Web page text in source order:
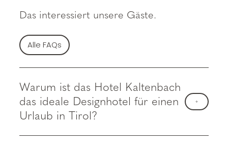
Das interessiert unsere Gäste.
Alle FAQs
Warum ist das Hotel Kaltenbach
das ideale Designhotel für einen
Urlaub in Tirol?